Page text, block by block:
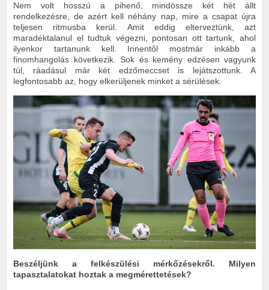
Nem volt hosszú a pihenő, mindössze két hét állt
rendelkezésre, de azért kell néhány nap, mire a csapat újra
teljesen ritmusba kerül. Amit eddig elterveztünk, azt
maradéktalanul el tudtuk végezni, pontosan ott tartunk, ahol
ilyenkor tartanunk kell. Innentől mostmár inkább a
finomhangolás következik. Sok és kemény edzésen vagyunk
túl, ráadásul már két edzőmeccset is lejátszottunk. A
legfontosabb az, hogy elkerüljenek minket a sérülések.
Beszéljünk a felkészülési mérkőzésekről. Milyen
tapasztalatokat hoztak a megmérettetések?